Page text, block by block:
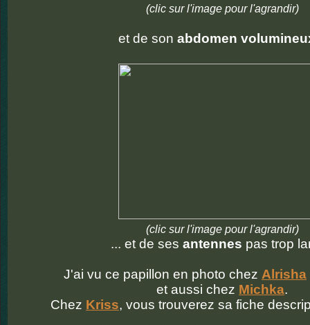
(clic sur l'image pour l'agrandir)
et de son abdomen
(clic sur l'image pour l'agrandir)
... et de ses antennes pas trop
J'ai vu ce papillon en photo chez Alrisha
et aussi chez Michka.
Chez Kriss, vous trouverez sa fiche